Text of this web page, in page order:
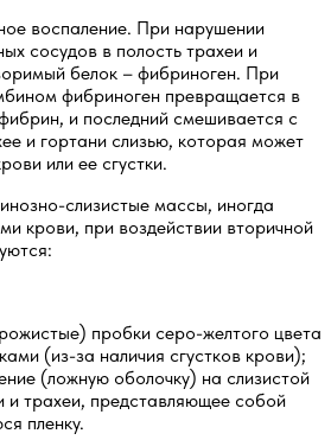
воспаление. При нарушении
сосудов в полость трахеи и
белок – фибриноген. При
фибриноген превращается в
и последний смешивается с
и гортани слизью, которая может
или ее сгустки.
слизистые массы, иногда
крови, при воздействии вторичной
пробки серо-желтого цвета
(из-за наличия сгустков крови);
(ложную оболочку) на слизистой
и трахеи, представляющее собой
пленку.